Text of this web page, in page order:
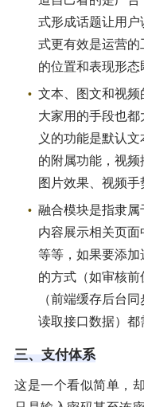
式形成话题让用
式更有效是运营
的位置和表现形态
文本、图文和视频
大家用的手段也
义的功能是默认
的附属功能，视频
图片效果、视频手
融合模块是指隶
内容展示相关页
等等，如果要添
的方式（如审核
（前端缓存后台
读取接口数据）都
三、支付体系
这是一个看似简单，